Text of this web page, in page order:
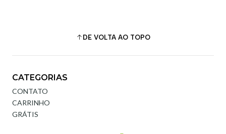
DE VOLTA AO TOPO
CATEGORIAS
CONTATO
CARRINHO
GRÁTIS